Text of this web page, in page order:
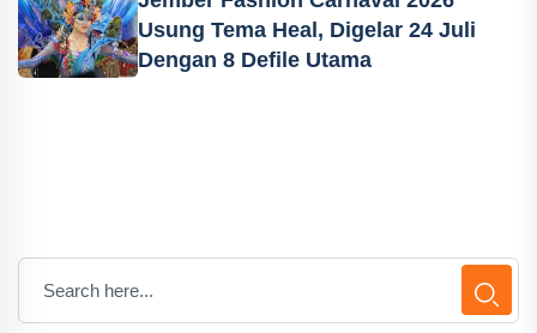
Usung Tema Heal, Digelar 24 Juli
Dengan 8 Defile Utama